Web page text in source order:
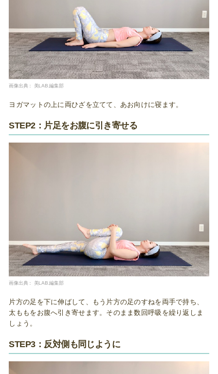
画像出典： 美LAB.編集部
ヨガマットの上に両ひざを立てて、あお向けに寝ます。
STEP2：片足をお腹に引き寄せる
画像出典： 美LAB.編集部
片方の足を下に伸ばして、もう片方の足のすねを両手で持ち、
太ももをお腹へ引き寄せます。そのまま数回呼吸を繰り返しま
しょう。
STEP3：反対側も同じように